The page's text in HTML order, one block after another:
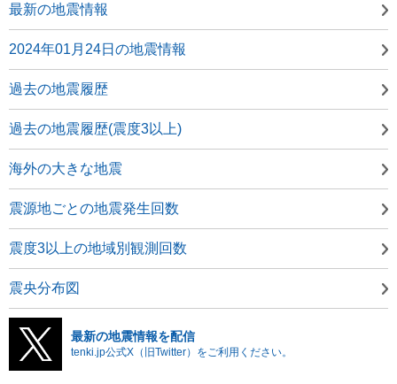
最新の地震情報
2024年01月24日の地震情報
過去の地震履歴
過去の地震履歴(震度3以上)
海外の大きな地震
震源地ごとの地震発生回数
震度3以上の地域別観測回数
震央分布図
最新の地震情報を配信
tenki.jp公式X（旧Twitter）をご利用ください。